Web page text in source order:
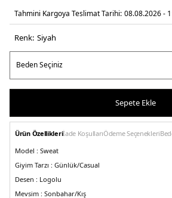
Tahmini Kargoya Teslimat Tarihi: 08.08.2026 -
Renk: si̇yah
Sepete Ekle
Ürün Özellikleriİade KoşullarıÖdeme Seçenekleri
Model : Sweat
Giyim Tarzı : Günlük/Casual
Desen : Logolu
Mevsim : Sonbahar/Kış